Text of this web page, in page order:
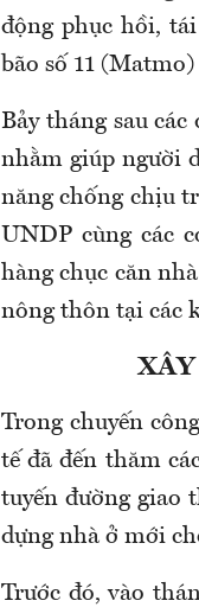
động phục hồi,
bão số 11
Bảy tháng sau
nhằm giúp người
năng chống chịu
UNDP cùng các
hàng chục căn
nông thôn tại các
Trong chuyến
tế đã đến thăm
tuyến đường giao
dựng nhà ở mới
Trước đó, vào